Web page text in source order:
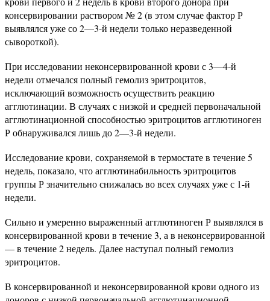
консервировании раствором № 2 (в этом случае фактор Р
выявлялся уже со 2—3-й недели только неразведенной
сывороткой).
При исследовании неконсервированной крови с 3—4-й
недели отмечался полный гемолиз эритроцитов,
исключающий возможность осуществить реакцию
агглютинации. В случаях с низкой и средней первоначальной
агглютинационной способностью эритроцитов агглютиноген
Р обнаруживался лишь до 2—3-й недели.
Исследование крови, сохраняемой в термостате в течение 5
недель, показало, что агглютинабильность эритроцитов
группы Р значительно снижалась во всех случаях уже с 1-й
недели.
Сильно и умеренно выраженный агглютиноген Р выявлялся в
консервированной крови в течение 3, а в неконсервированной
— в течение 2 недель. Далее наступал полный гемолиз
эритроцитов.
В консервированной и неконсервированной крови одного из